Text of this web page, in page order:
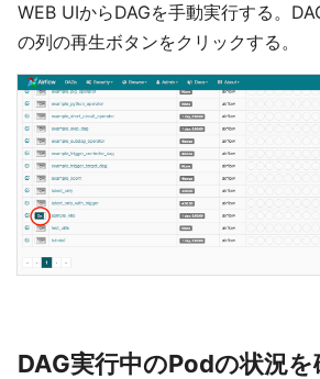
WEB UIからDAGを手動実行する。
の列の再生ボタンをクリックする。
DAG実行中のPodの状況を